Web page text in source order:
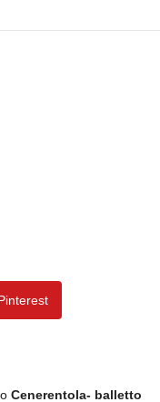
Cenerentola- balletto